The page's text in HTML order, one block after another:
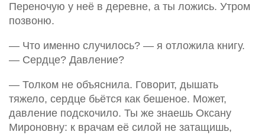
Переночую у неё в деревне, а ты ложись. Утром
позвоню.
— Что именно случилось? — я отложила книгу.
— Сердце? Давление?
— Толком не объяснила. Говорит, дышать
тяжело, сердце бьётся как бешеное. Может,
давление подскочило. Ты же знаешь Оксану
Мироновну: к врачам её силой не затащишь,